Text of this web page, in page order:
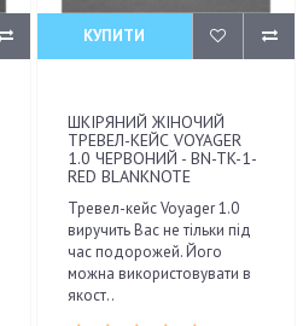
КУПИТИ
ШКІРЯНИЙ ЖІНОЧИЙ
ТРЕВЕЛ-КЕЙС VOYAGER
1.0 ЧЕРВОНИЙ - BN-TK-1-
RED BLANKNOTE
Тревел-кейс Voyager 1.0
виручить Вас не тільки під
час подорожей. Його
можна використовувати в
якост..